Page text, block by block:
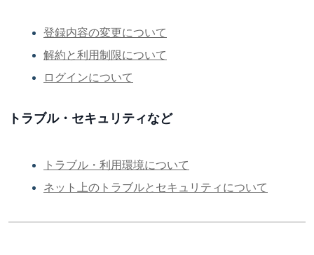
登録内容の変更について
解約と利用制限について
ログインについて
トラブル・セキュリティなど
トラブル・利用環境について
ネット上のトラブルとセキュリティについて